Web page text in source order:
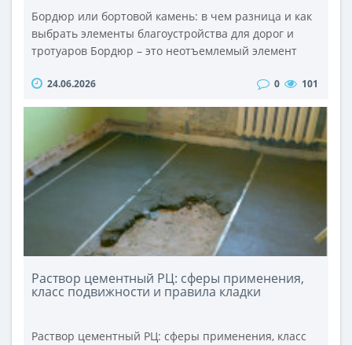
Бордюр или бортовой камень: в чем разница и как
выбрать элементы благоустройства для дорог и
тротуаров Бордюр – это неотъемлемый элемент
дорожного покрытия и разделяет пешеходную и
заказать бордюры, то не найдете такой продукции у
производителей железобетонных изде..
24.06.2026 0 101
Раствор цементный РЦ: сферы применения,
класс подвижности и правила кладки
Раствор цементный РЦ: сферы применения, класс